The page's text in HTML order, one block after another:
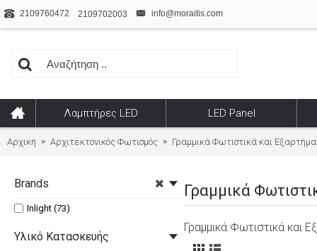
2109760472 2109702003 info@moraitis.com
Λαμπτήρες LED LED Panel
Αρχική Αρχιτεκτονικός Φωτισμός Γραμμικά Φωτιστικά και
Brands
Inlight (73)
Υλικό Κατασκευής
Γραμμικά
Γραμμικά Φωτιστικά και